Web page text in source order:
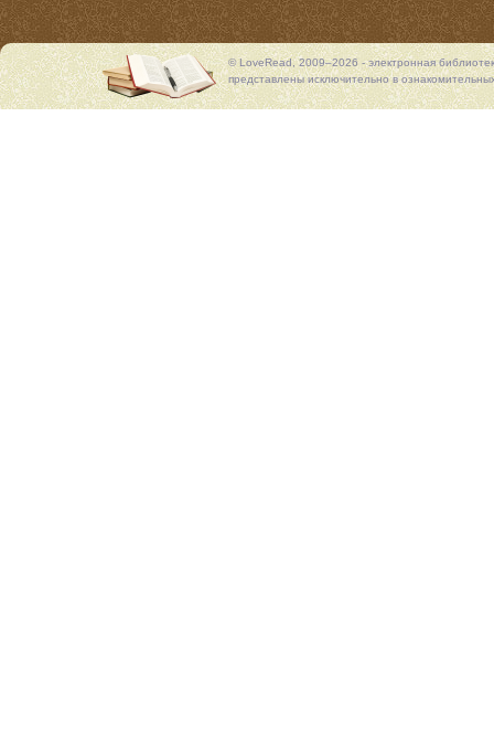
© LoveRead, 2009–2026 - электронная
представлены исключительно в